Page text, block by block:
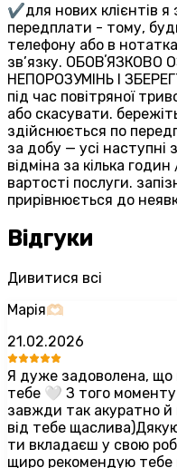
✔️для нових клієнтів
передплати - тому,
телефону або в
зв’язку.
НЕПОРОЗУМІНЬ І
під час повітряної
або скасувати.
здійснюється по
за добу — усі наступні
відміна за кілька
вартості послуги.
прирівнюється до
Відгуки
Дивитися всі
Марія🫶🏻
21.02.2026
Я дуже задоволена, що
тебе 🤍 З того моменту
завжди так акуратно
від тебе
ти вкладаєш у свою
щиро рекомендую тебе